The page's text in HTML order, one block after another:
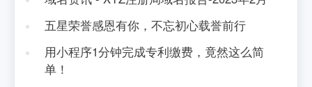
五星荣誉感恩有你，不忘初心载誉前行
用小程序1分钟完成专利缴费，竟然这么简
单！